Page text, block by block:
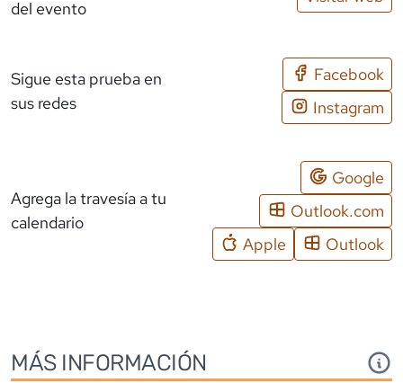
del evento
Sigue esta prueba en
sus redes
Facebook
Instagram
Agrega la travesía a tu
calendario
Google
Outlook.com
Apple
Outlook
MÁS INFORMACIÓN